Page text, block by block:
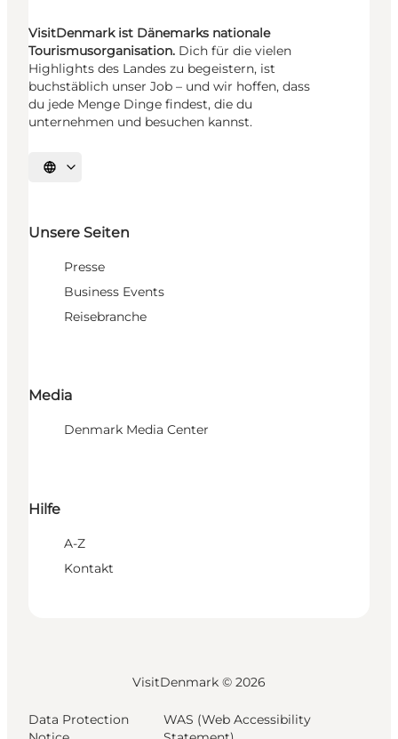
VisitDenmark ist Dänemarks nationale
Tourismusorganisation. Dich für die vielen
Highlights des Landes zu begeistern, ist
buchstäblich unser Job – und wir hoffen, dass
du jede Menge Dinge findest, die du
unternehmen und besuchen kannst.
Sprache auswählen
Unsere Seiten
Presse
Business Events
Reisebranche
Media
Denmark Media Center
Hilfe
A-Z
Kontakt
VisitDenmark © 2026
Data Protection
WAS (Web Accessibility